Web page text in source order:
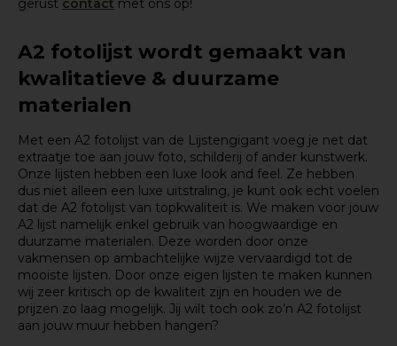
gerust contact met ons op!
A2 fotolijst wordt gemaakt van
kwalitatieve & duurzame
materialen
Met een A2 fotolijst van de Lijstengigant voeg je net dat
extraatje toe aan jouw foto, schilderij of ander kunstwerk.
Onze lijsten hebben een luxe look and feel. Ze hebben
dus niet alleen een luxe uitstraling, je kunt ook echt voelen
dat de A2 fotolijst van topkwaliteit is. We maken voor jouw
A2 lijst namelijk enkel gebruik van hoogwaardige en
duurzame materialen. Deze worden door onze
vakmensen op ambachtelijke wijze vervaardigd tot de
mooiste lijsten. Door onze eigen lijsten te maken kunnen
wij zeer kritisch op de kwaliteit zijn en houden we de
prijzen zo laag mogelijk. Jij wilt toch ook zo’n A2 fotolijst
aan jouw muur hebben hangen?